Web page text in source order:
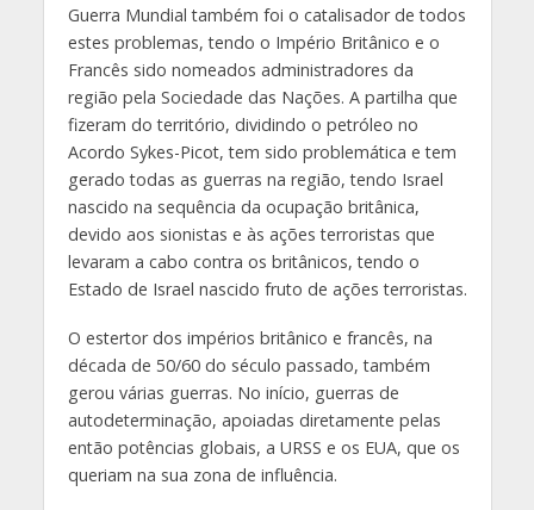
Guerra Mundial também foi o catalisador de todos
estes problemas, tendo o Império Britânico e o
Francês sido nomeados administradores da
região pela Sociedade das Nações. A partilha que
fizeram do território, dividindo o petróleo no
Acordo Sykes-Picot, tem sido problemática e tem
gerado todas as guerras na região, tendo Israel
nascido na sequência da ocupação britânica,
devido aos sionistas e às ações terroristas que
levaram a cabo contra os britânicos, tendo o
Estado de Israel nascido fruto de ações terroristas.
O estertor dos impérios britânico e francês, na
década de 50/60 do século passado, também
gerou várias guerras. No início, guerras de
autodeterminação, apoiadas diretamente pelas
então potências globais, a URSS e os EUA, que os
queriam na sua zona de influência.